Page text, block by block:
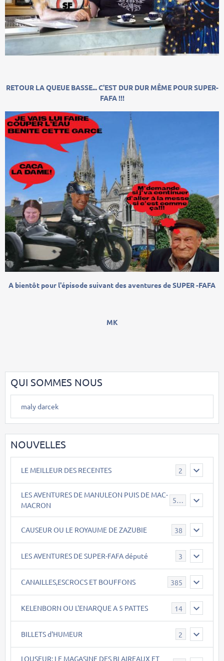
RETOUR LA QUEUE BASSE... C'EST DUR DUR MÊME POUR SUPER-
FAFA !!!
A bientôt pour l'épisode suivant des aventures de SUPER -FAFA
MK
QUI SOMMES NOUS
maly darcek
NOUVELLES
LE MEILLEUR DES RECENTES 2
LES AVENTURES DE MANULEON PUIS DE MAC-
MACRON
543
CAUSEUR OU LE ROYAUME DE ZAZUBIE 38
LES AVENTURES DE SUPER-FAFA député 3
CANAILLES,ESCROCS ET BOUFFONS 385
KELENBORN OU L'ENARQUE A 5 PATTES 14
BILLETS d'HUMEUR 2
LOUSEUR: LE MAGASINE DES BLAIREAUX ET